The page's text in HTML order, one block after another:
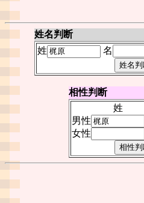
姓名判断
姓
名
相性判断
姓
男性
女性